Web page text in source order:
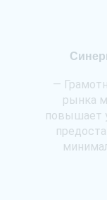
—
рынка
повышает